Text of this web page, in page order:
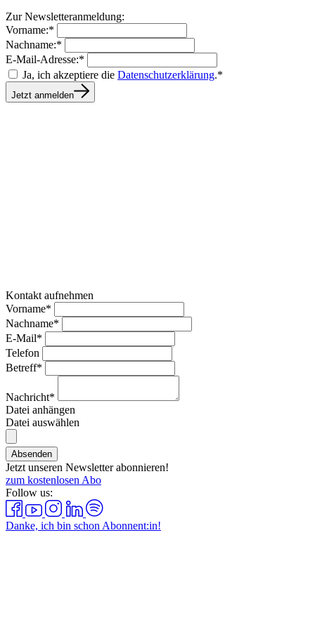
Zur Newsletteranmeldung:
Vorname:*
Nachname:*
E-Mail-Adresse:*
Ja, ich akzeptiere die Datenschutzerklärung.*
Jetzt anmelden
Kontakt aufnehmen
Vorname*
Nachname*
E-Mail*
Telefon
Betreff*
Nachricht*
Datei anhängen
Datei auswählen
Absenden
Jetzt unseren Newsletter abonnieren!
zum kostenlosen Abo
Follow us:
Danke, ich bin schon Abonnent:in!